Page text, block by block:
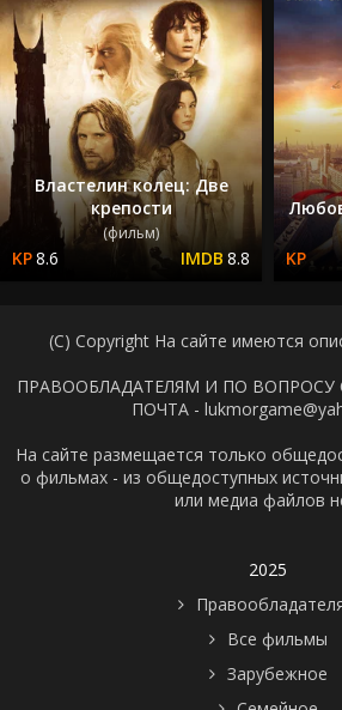
Властелин колец: Две
крепости
(фильм)
8.6 8.8
(C) Copyright На сайте имеются
ПРАВООБЛАДАТЕЛЯМ И ПО ВОПРОСУ
ПОЧТА -
На сайте размещается только
о фильмах - из общедоступных
или медиа файлов
2025
Все фильмы
Зарубежное